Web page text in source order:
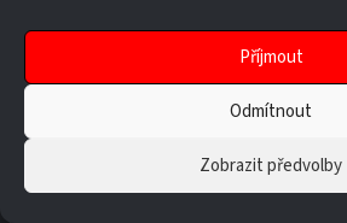
Příjmout
Odmítnout
Zobrazit předvolby
Roman Seknička – +420 776 615 094
Milan Berka – +420 774 890 639